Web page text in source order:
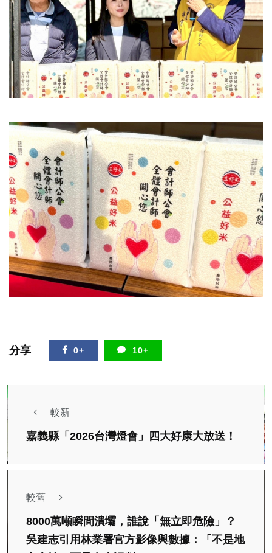
分享 0+ 10+
較新
嘉義縣「2026台灣燈會」四大好康大放送！
較舊
8000萬噸瞬間潰壩，誰說「無立即危險」？
吳建志引用林業署官方影像與數據：「不是地